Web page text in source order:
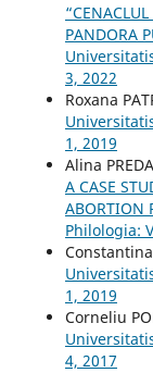
PANDORA
3, 2022
Roxana
1, 2019
Alina
A CASE
ABORTION
Philologia:
Constantina
1, 2019
Corneliu
4, 2017